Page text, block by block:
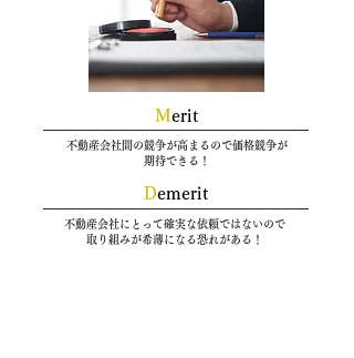
Merit
不動産会社間の競争が高まるので価格競争が
期待できる！
Demerit
不動産会社にとって確実な依頼ではないので
取り組みが希薄になる恐れがある！